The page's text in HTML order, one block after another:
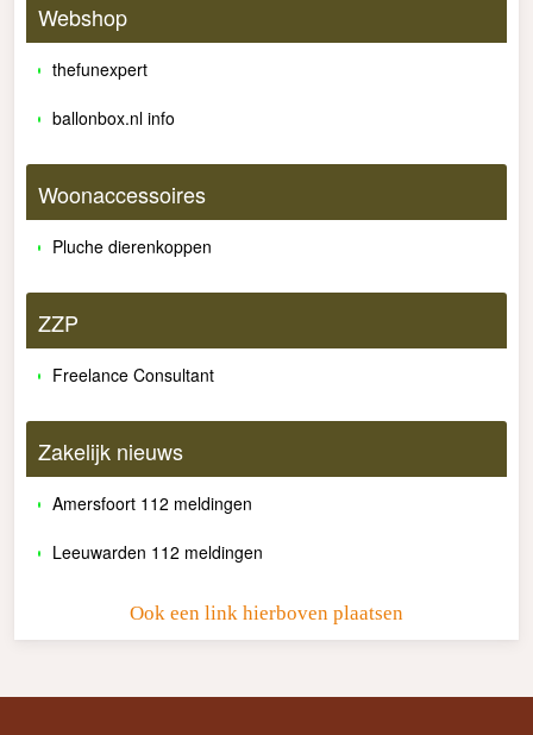
Webshop
thefunexpert
ballonbox.nl info
Woonaccessoires
Pluche dierenkoppen
ZZP
Freelance Consultant
Zakelijk nieuws
Amersfoort 112 meldingen
Leeuwarden 112 meldingen
Ook een link hierboven plaatsen